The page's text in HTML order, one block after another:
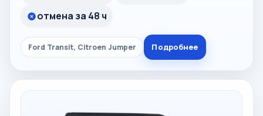
отмена за 48 ч
Ford Transit, Citroen Jumper Подробнее